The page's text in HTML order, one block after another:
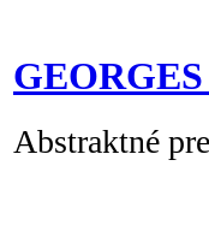
Abstraktné